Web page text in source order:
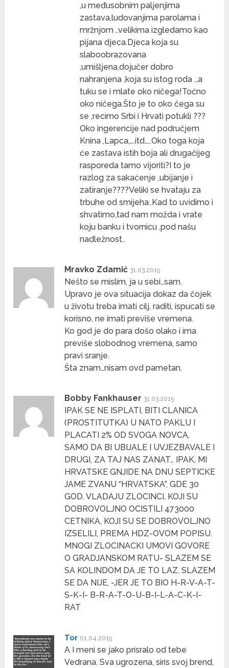
,u međusobnim paljenjima
zastava,ludovanjima parolama i
mržnjom ..velikima izgledamo kao
pijana djeca.Djeca koja su
slaboobrazovana
,umišljena,dojučer dobro
nahranjena ,koja su istog roda …a
tuku se i mlate oko ničega!Toćno
oko ničega.Što je to oko čega su
se ,recimo Srbi i Hrvati potukli ???
Oko ingerencije nad područjem
Knina ,Lapca,….itd…..Oko toga koja
će zastava istih boja ali drugačijeg
rasporeda tamo vijoriti?I to je
razlog za sakaćenje ,ubijanje i
zatiranje????Veliki se hvataju za
trbuhe od smijeha..Kad to uvidimo i
shvatimo,tad nam možda i vrate
koju banku i tvornicu ,pod našu
nadležnost..
Mravko Zdamić 31.03.2015
Nešto se mislim, ja u sebi…sam.
Upravo je ova situacija dokaz da čojek
u životu treba imati cilj, raditi, ispucati se
korisno, ne imati previše vremena.
Ko god je do para došo olako i ima
previše slobodnog vremena, samo
pravi sranje.
Šta znam…nisam ovd pametan.
Bobby Fankhauser 31.03.2015
IPAK SE NE ISPLATI, BITI CLANICA
(PROSTITUTKA) U NATO PAKLU I
PLACATI 2% OD SVOGA NOVCA,
SAMO DA BI UBIJALE I UVJEZBAVALE I
DRUGI, ZA TAJ NAS ZANAT… IPAK, MI
HRVATSKE GNJIDE NA DNU SEPTICKE
JAME ZVANU “HRVATSKA”, GDE 30
GOD. VLADAJU ZLOCINCI, KOJI SU
DOBROVOLJNO OCISTILI 473000
CETNIKA, KOJI SU SE DOBROVOLJNO
IZSELILI, PREMA HDZ-OVOM POPISU.
MNOGI ZLOCINACKI UMOVI GOVORE
O GRADJANSKOM RATU- SLAZEM SE
SA KOLINDOM DA JE TO LAZ. SLAZEM
SE DA NIJE, -JER JE TO BIO H-R-V-A-T-
S-K-I- B-R-A-T-O-U-B-I-L-A-C-K-I-
RAT
Tor 01.04.2015
A I meni se jako prisralo od tebe
Vedrana. Sva ugrozena, siris svoj brend,